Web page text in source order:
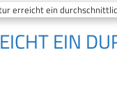
erreicht ein
EIN